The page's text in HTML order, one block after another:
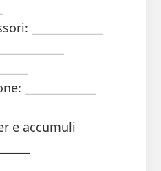
_____________
_____________
e accumuli